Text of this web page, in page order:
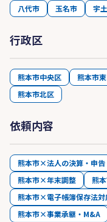
八代市 玉名市 宇
行政区
熊本市中央区 熊本市
熊本市北区
依頼内容
熊本市×法人の決算・申告
熊本市×年末調整
熊
熊本市×電子帳簿保存法対
熊本市×事業承継・M&A